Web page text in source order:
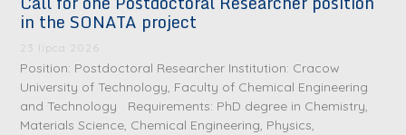
in the SONATA project
23 lipca 2026
Position: Postdoctoral Researcher Institution: Cracow
University of Technology, Faculty of Chemical Engineering
and Technology Requirements: PhD degree in Chemistry,
Materials Science, Chemical Engineering, Physics,